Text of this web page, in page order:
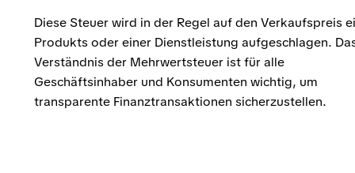
Diese Steuer wird in der Regel auf den Verkaufspreis
Produkts oder einer Dienstleistung aufgeschlagen.
Verständnis der Mehrwertsteuer ist für alle
Geschäftsinhaber und Konsumenten wichtig, um
transparente Finanztransaktionen sicherzustellen.